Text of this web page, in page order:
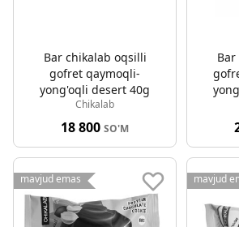
Bar chikalab oqsilli
gofret qaymoqli-
yong'oqli desert 40g
Chikalab
18 800 SO'M
mavjud emas mavjud